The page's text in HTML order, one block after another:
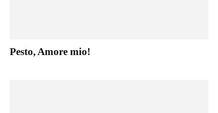
Pesto, Amore mio!